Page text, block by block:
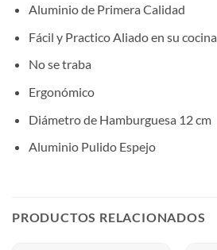
Aluminio de Primera Calidad
Fácil y Practico Aliado en su cocina
No se traba
Ergonómico
Diámetro de Hamburguesa 12 cm
Aluminio Pulido Espejo
PRODUCTOS RELACIONADOS